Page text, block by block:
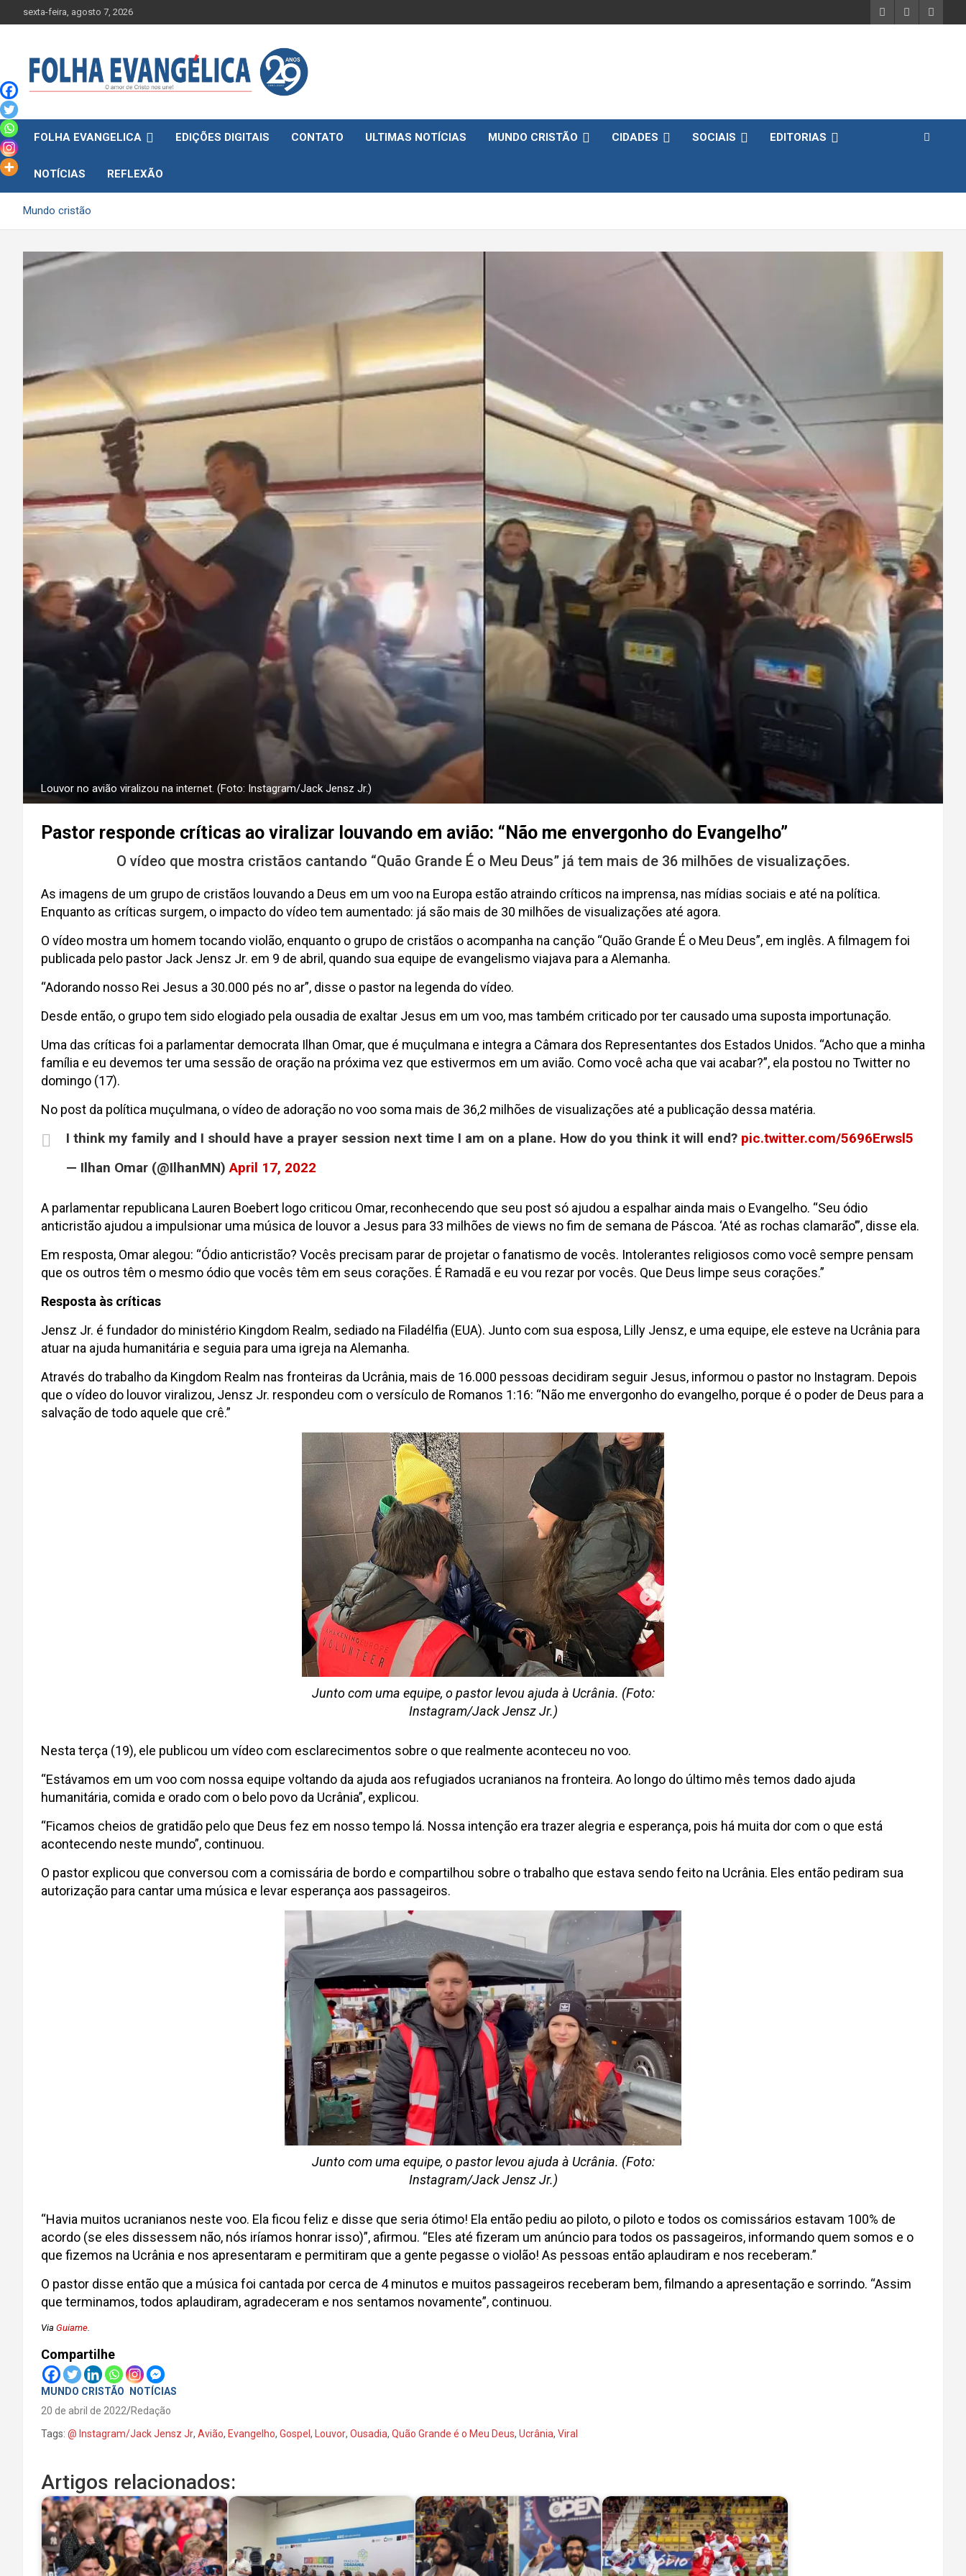
to
sexta-feira, agosto 7, 2026
FOLHA EVANGELICA EDIÇÕES DIGITAIS CONTATO ULTIMAS NOTÍCIAS MUNDO CRISTÃO CIDADES SOCIAIS EDITORIAS
NOTÍCIAS REFLEXÃO
Mundo cristão
Louvor no avião viralizou na internet. (Foto: Instagram/Jack Jensz Jr.)
Pastor responde críticas ao viralizar louvando em avião: “Não me envergonho do Evangelho”
O vídeo que mostra cristãos cantando “Quão Grande É o Meu Deus” já tem mais de 36 milhões de visualizações.
As imagens de um grupo de cristãos louvando a Deus em um voo na Europa estão atraindo críticos na imprensa, nas mídias sociais e até na política.
Enquanto as críticas surgem, o impacto do vídeo tem aumentado: já são mais de 30 milhões de visualizações até agora.
O vídeo mostra um homem tocando violão, enquanto o grupo de cristãos o acompanha na canção “Quão Grande É o Meu Deus”, em inglês. A filmagem foi
publicada pelo pastor Jack Jensz Jr. em 9 de abril, quando sua equipe de evangelismo viajava para a Alemanha.
“Adorando nosso Rei Jesus a 30.000 pés no ar”, disse o pastor na legenda do vídeo.
Desde então, o grupo tem sido elogiado pela ousadia de exaltar Jesus em um voo, mas também criticado por ter causado uma suposta importunação.
Uma das críticas foi a parlamentar democrata Ilhan Omar, que é muçulmana e integra a Câmara dos Representantes dos Estados Unidos. “Acho que a minha
família e eu devemos ter uma sessão de oração na próxima vez que estivermos em um avião. Como você acha que vai acabar?”, ela postou no Twitter no
domingo (17).
No post da política muçulmana, o vídeo de adoração no voo soma mais de 36,2 milhões de visualizações até a publicação dessa matéria.
I think my family and I should have a prayer session next time I am on a plane. How do you think it will end? pic.twitter.com/5696Erwsl5
— Ilhan Omar (@IlhanMN)April 17, 2022
A parlamentar republicana Lauren Boebert logo criticou Omar, reconhecendo que seu post só ajudou a espalhar ainda mais o Evangelho. “Seu ódio
anticristão ajudou a impulsionar uma música de louvor a Jesus para 33 milhões de views no fim de semana de Páscoa. ‘Até as rochas clamarão’”, disse ela.
Em resposta, Omar alegou: “Ódio anticristão? Vocês precisam parar de projetar o fanatismo de vocês. Intolerantes religiosos como você sempre pensam
que os outros têm o mesmo ódio que vocês têm em seus corações. É Ramadã e eu vou rezar por vocês. Que Deus limpe seus corações.”
Resposta às críticas
Jensz Jr. é fundador do ministério Kingdom Realm, sediado na Filadélfia (EUA). Junto com sua esposa, Lilly Jensz, e uma equipe, ele esteve na Ucrânia para
atuar na ajuda humanitária e seguia para uma igreja na Alemanha.
Através do trabalho da Kingdom Realm nas fronteiras da Ucrânia, mais de 16.000 pessoas decidiram seguir Jesus, informou o pastor no Instagram. Depois
que o vídeo do louvor viralizou, Jensz Jr. respondeu com o versículo de Romanos 1:16: “Não me envergonho do evangelho, porque é o poder de Deus para a
salvação de todo aquele que crê.”
Junto com uma equipe, o pastor levou ajuda à Ucrânia. (Foto:
Instagram/Jack Jensz Jr.)
Nesta terça (19), ele publicou um vídeo com esclarecimentos sobre o que realmente aconteceu no voo.
“Estávamos em um voo com nossa equipe voltando da ajuda aos refugiados ucranianos na fronteira. Ao longo do último mês temos dado ajuda
humanitária, comida e orado com o belo povo da Ucrânia”, explicou.
“Ficamos cheios de gratidão pelo que Deus fez em nosso tempo lá. Nossa intenção era trazer alegria e esperança, pois há muita dor com o que está
acontecendo neste mundo”, continuou.
O pastor explicou que conversou com a comissária de bordo e compartilhou sobre o trabalho que estava sendo feito na Ucrânia. Eles então pediram sua
autorização para cantar uma música e levar esperança aos passageiros.
Junto com uma equipe, o pastor levou ajuda à Ucrânia. (Foto:
Instagram/Jack Jensz Jr.)
“Havia muitos ucranianos neste voo. Ela ficou feliz e disse que seria ótimo! Ela então pediu ao piloto, o piloto e todos os comissários estavam 100% de
acordo (se eles dissessem não, nós iríamos honrar isso)”, afirmou. “Eles até fizeram um anúncio para todos os passageiros, informando quem somos e o
que fizemos na Ucrânia e nos apresentaram e permitiram que a gente pegasse o violão! As pessoas então aplaudiram e nos receberam.”
O pastor disse então que a música foi cantada por cerca de 4 minutos e muitos passageiros receberam bem, filmando a apresentação e sorrindo. “Assim
que terminamos, todos aplaudiram, agradeceram e nos sentamos novamente”, continuou.
Via Guiame.
Compartilhe
MUNDO CRISTÃO
NOTÍCIAS
20 de abril de 2022 Redação
Tags: @ Instagram/Jack Jensz Jr, Avião, Evangelho, Gospel , Louvor, Ousadia, Quão Grande é o Meu Deus, Ucrânia, Viral
Artigos relacionados: